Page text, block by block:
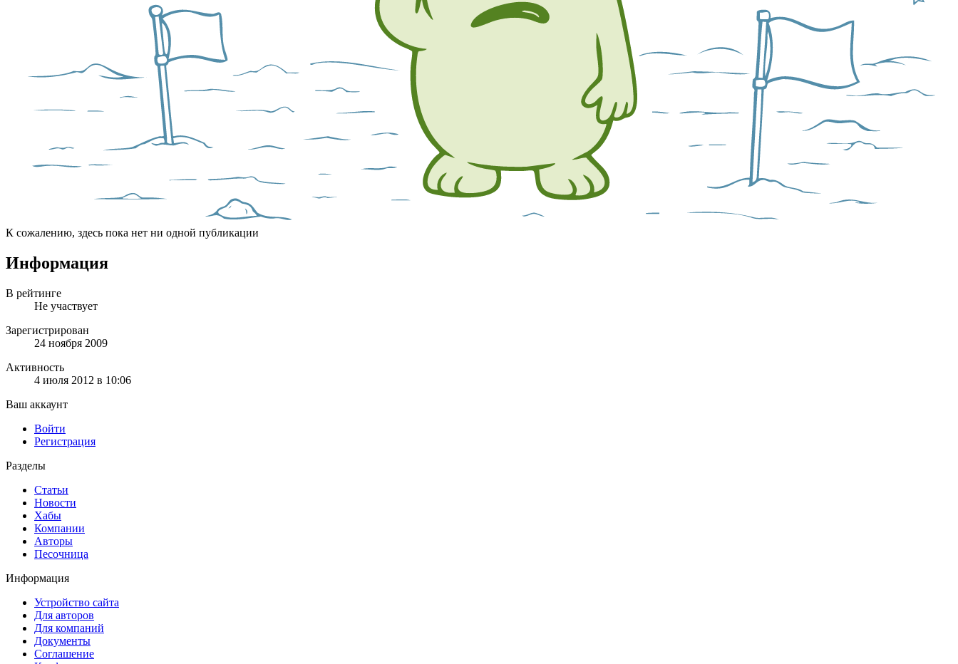
К сожалению, здесь пока нет ни одной публикации
Информация
В рейтинге
Не участвует
Зарегистрирован
24 ноября 2009
Активность
4 июля 2012 в 10:06
Ваш аккаунт
Войти
Регистрация
Разделы
Статьи
Новости
Хабы
Компании
Авторы
Песочница
Информация
Устройство сайта
Для авторов
Для компаний
Документы
Соглашение